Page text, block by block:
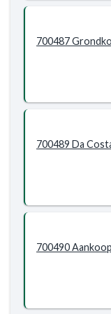
700487
700489 Da
700490